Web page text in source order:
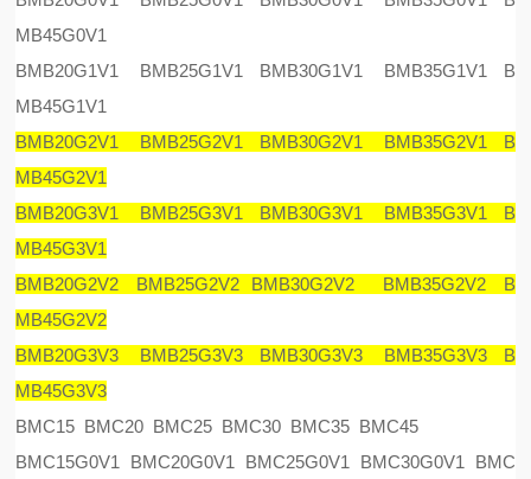
MB45G0V1
BMB20G1V1 BMB25G1V1 BMB30G1V1 BMB35G1V1 B
MB45G1V1
BMB20G2V1 BMB25G2V1 BMB30G2V1 BMB35G2V1 B
MB45G2V1
BMB20G3V1 BMB25G3V1 BMB30G3V1 BMB35G3V1 B
MB45G3V1
BMB20G2V2 BMB25G2V2 BMB30G2V2 BMB35G2V2 B
MB45G2V2
BMB20G3V3 BMB25G3V3 BMB30G3V3 BMB35G3V3 B
MB45G3V3
BMC15 BMC20 BMC25 BMC30 BMC35 BMC45
BMC15G0V1 BMC20G0V1 BMC25G0V1 BMC30G0V1 BMC